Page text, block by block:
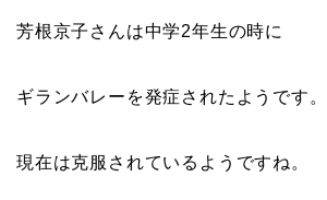
芳根京子さんは中学2年生の時に
ギランバレーを発症されたようです。
現在は克服されているようですね。